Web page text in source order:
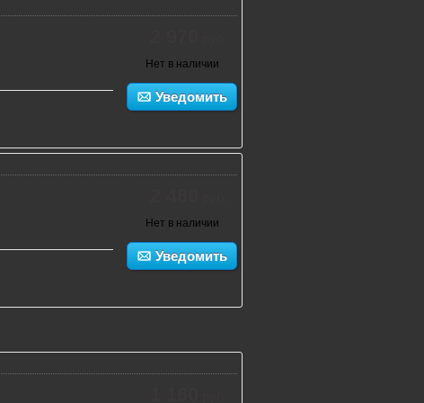
Нет в наличии
Уведомить
Нет в наличии
Уведомить